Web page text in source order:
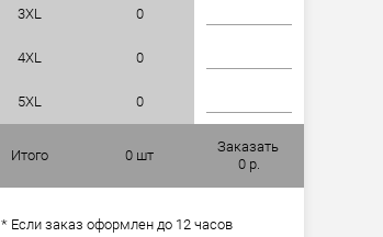
3XL 0
4XL 0
5XL 0
Итого 0 шт
Заказать
0 р.
* Если заказ оформлен до 12 часов